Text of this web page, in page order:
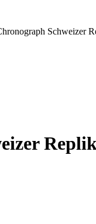
Schweizer